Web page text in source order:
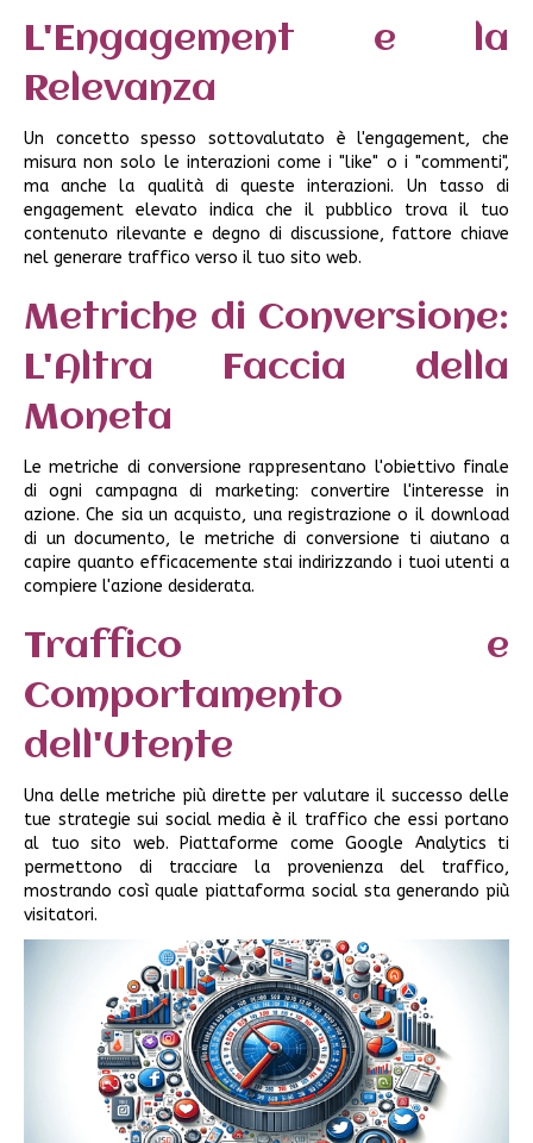
L'Engagement e la
Relevanza
Un concetto spesso sottovalutato è l'engagement, che
misura non solo le interazioni come i "like" o i "commenti",
ma anche la qualità di queste interazioni. Un tasso di
engagement elevato indica che il pubblico trova il tuo
contenuto rilevante e degno di discussione, fattore chiave
nel generare traffico verso il tuo sito web.
Metriche di Conversione:
L'Altra Faccia della
Moneta
Le metriche di conversione rappresentano l'obiettivo finale
di ogni campagna di marketing: convertire l'interesse in
azione. Che sia un acquisto, una registrazione o il download
di un documento, le metriche di conversione ti aiutano a
capire quanto efficacemente stai indirizzando i tuoi utenti a
compiere l'azione desiderata.
Traffico e
Comportamento
dell'Utente
Una delle metriche più dirette per valutare il successo delle
tue strategie sui social media è il traffico che essi portano
al tuo sito web. Piattaforme come Google Analytics ti
permettono di tracciare la provenienza del traffico,
mostrando così quale piattaforma social sta generando più
visitatori.